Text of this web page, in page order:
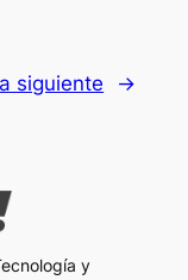
siguiente →
y